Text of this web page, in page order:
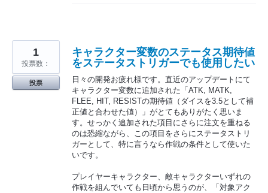
キャラクター変数のステータス期待値
をステータストリガーでも使用したい
日々の開発お疲れ様です。直近のアップデートにて
キャラクター変数に追加された「ATK, MATK,
FLEE, HIT, RESISTの期待値（ダイスを3.5として補
正値と合わせた値）」がとてもありがたく思いま
す。せっかく追加された項目にさらに注文を重ねる
のは恐縮ながら、この項目をさらにステータストリ
ガーとして、特に言うなら作戦の条件として使いた
いです。
プレイヤーキャラクター、敵キャラクターいずれの
作戦を組んでいても日頃から思うのが、「対象アク
1
投票数：
投票